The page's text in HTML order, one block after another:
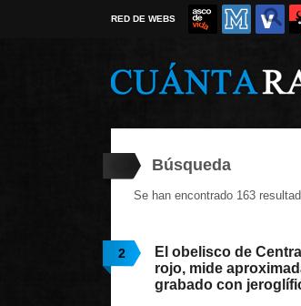
RED DE WEBS
Búsqueda
Se han encontrado 163
2
El obelisco de
rojo, mide
grabado con